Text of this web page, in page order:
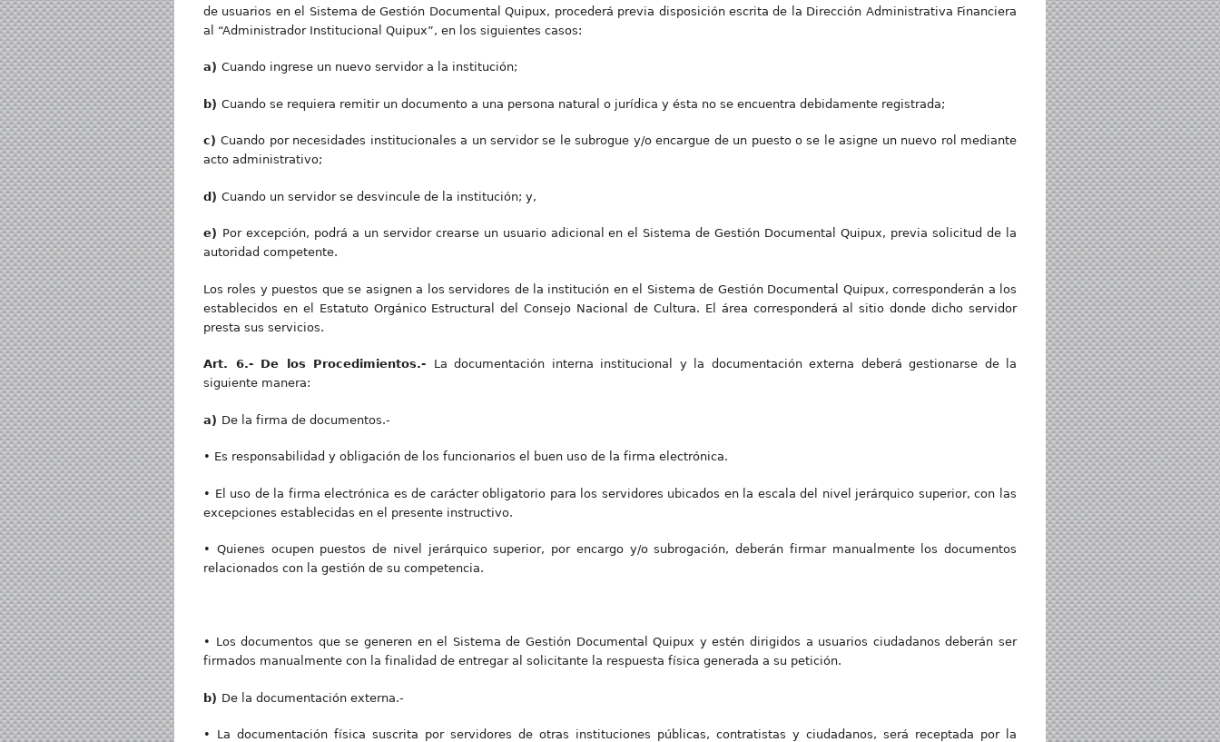
de usuarios en el Sistema de Gestión Documental Quipux, procederá previa disposición escrita de la Dirección Administrativa Financiera
al “Administrador Institucional Quipux”, en los siguientes casos:
a) Cuando ingrese un nuevo servidor a la institución;
b) Cuando se requiera remitir un documento a una persona natural o jurídica y ésta no se encuentra debidamente registrada;
c)Cuando por necesidades institucionales a un servidor se le subrogue y/o encargue de un puesto o se le asigne un nuevo rol mediante
acto administrativo;
d) Cuando un servidor se desvincule de la institución; y,
e) Por excepción, podrá a un servidor crearse un usuario adicional en el Sistema de Gestión Documental Quipux, previa solicitud de la
autoridad competente.
Los roles y puestos que se asignen a los servidores de la institución en el Sistema de Gestión Documental Quipux, corresponderán a los
establecidos en el Estatuto Orgánico Estructural del Consejo Nacional de Cultura. El área corresponderá al sitio donde dicho servidor
presta sus servicios.
Art. 6.- De los Procedimientos.- La documentación interna institucional y la documentación externa deberá gestionarse de la
siguiente manera:
a) De la firma de documentos.-
• Es responsabilidad y obligación de los funcionarios el buen uso de la firma electrónica.
• El uso de la firma electrónica es de carácter obligatorio para los servidores ubicados en la escala del nivel jerárquico superior, con las
excepciones establecidas en el presente instructivo.
• Quienes ocupen puestos de nivel jerárquico superior, por encargo y/o subrogación, deberán firmar manualmente los documentos
relacionados con la gestión de su competencia.
• Los documentos que se generen en el Sistema de Gestión Documental Quipux y estén dirigidos a usuarios ciudadanos deberán ser
firmados manualmente con la finalidad de entregar al solicitante la respuesta física generada a su petición.
b) De la documentación externa.-
• La documentación física suscrita por servidores de otras instituciones públicas, contratistas y ciudadanos, será receptada por la